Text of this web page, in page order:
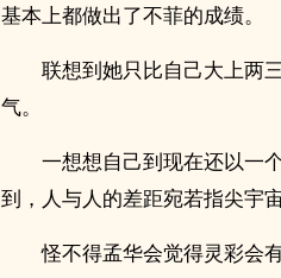
基本上都做出了不菲的成绩。
联想到她只比自己大上两
气。
一想想自己到现在还以一
到，人与人的差距宛若指尖宇宙
怪不得孟华会觉得灵彩会